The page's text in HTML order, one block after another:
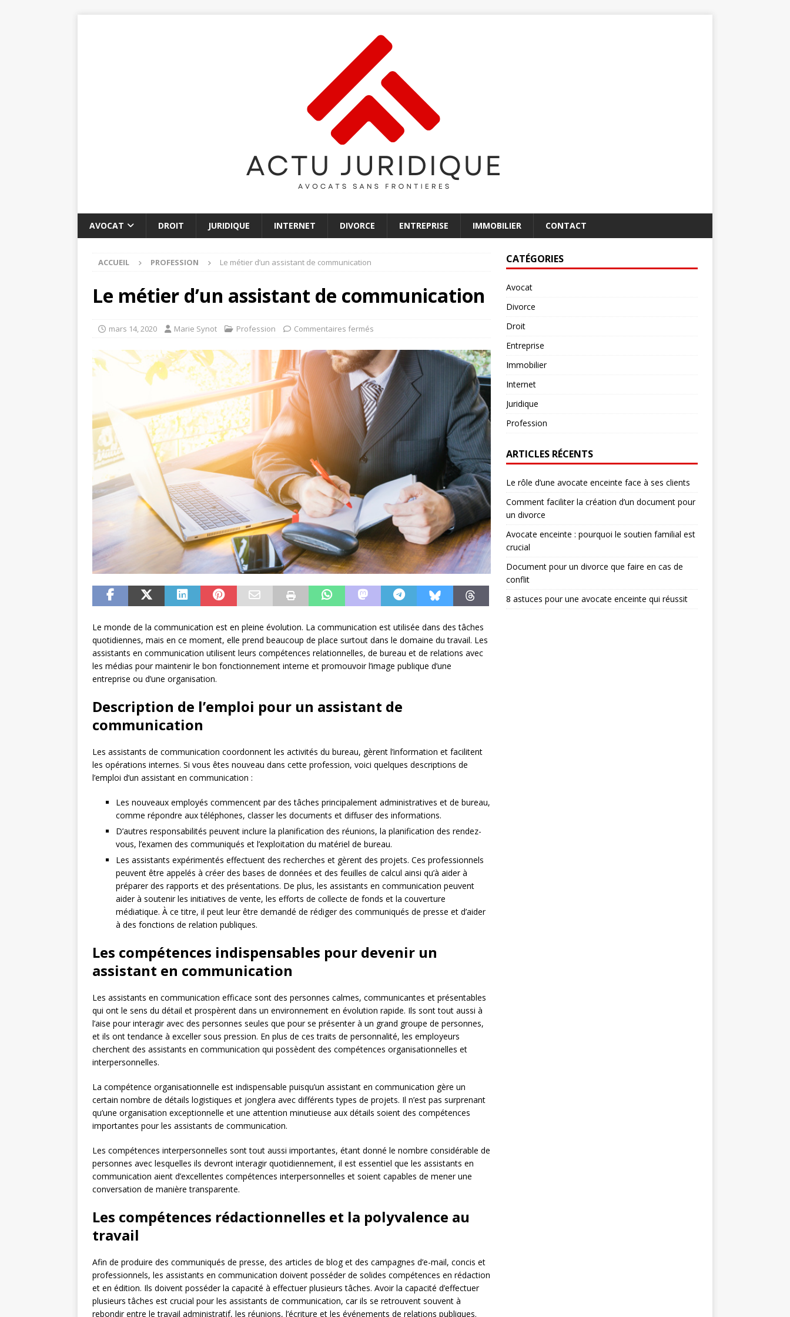
AVOCAT DROIT JURIDIQUE INTERNET DIVORCE ENTREPRISE IMMOBILIER CONTACT
ACCUEIL PROFESSION Le métier d’un assistant de communication
Le métier d’un assistant de communication
mars 14, 2020 Marie Synot Profession Commentaires fermés
Le monde de la communication est en pleine évolution. La communication est utilisée dans des tâches
quotidiennes, mais en ce moment, elle prend beaucoup de place surtout dans le domaine du travail. Les
assistants en communication utilisent leurs compétences relationnelles, de bureau et de relations avec
les médias pour maintenir le bon fonctionnement interne et promouvoir l’image publique d’une
entreprise ou d’une organisation.
Description de l’emploi pour un assistant de
communication
Les assistants de communication coordonnent les activités du bureau, gèrent l’information et facilitent
les opérations internes. Si vous êtes nouveau dans cette profession, voici quelques descriptions de
l’emploi d’un assistant en communication :
Les nouveaux employés commencent par des tâches principalement administratives et de bureau,
comme répondre aux téléphones, classer les documents et diffuser des informations.
D’autres responsabilités peuvent inclure la planification des réunions, la planification des rendez-
vous, l’examen des communiqués et l’exploitation du matériel de bureau.
Les assistants expérimentés effectuent des recherches et gèrent des projets. Ces professionnels
peuvent être appelés à créer des bases de données et des feuilles de calcul ainsi qu’à aider à
préparer des rapports et des présentations. De plus, les assistants en communication peuvent
aider à soutenir les initiatives de vente, les efforts de collecte de fonds et la couverture
médiatique. À ce titre, il peut leur être demandé de rédiger des communiqués de presse et d’aider
à des fonctions de relation publiques.
Les compétences indispensables pour devenir un
assistant en communication
Les assistants en communication efficace sont des personnes calmes, communicantes et présentables
qui ont le sens du détail et prospèrent dans un environnement en évolution rapide. Ils sont tout aussi à
l’aise pour interagir avec des personnes seules que pour se présenter à un grand groupe de personnes,
et ils ont tendance à exceller sous pression. En plus de ces traits de personnalité, les employeurs
cherchent des assistants en communication qui possèdent des compétences organisationnelles et
interpersonnelles.
La compétence organisationnelle est indispensable puisqu’un assistant en communication gère un
certain nombre de détails logistiques et jonglera avec différents types de projets. Il n’est pas surprenant
qu’une organisation exceptionnelle et une attention minutieuse aux détails soient des compétences
importantes pour les assistants de communication.
Les compétences interpersonnelles sont tout aussi importantes, étant donné le nombre considérable de
personnes avec lesquelles ils devront interagir quotidiennement, il est essentiel que les assistants en
communication aient d’excellentes compétences interpersonnelles et soient capables de mener une
conversation de manière transparente.
Les compétences rédactionnelles et la polyvalence au
travail
Afin de produire des communiqués de presse, des articles de blog et des campagnes d’e-mail, concis et
professionnels, les assistants en communication doivent posséder de solides compétences en rédaction
et en édition. Ils doivent posséder la capacité à effectuer plusieurs tâches. Avoir la capacité d’effectuer
plusieurs tâches est crucial pour les assistants de communication, car ils se retrouvent souvent à
rebondir entre le travail administratif, les réunions, l’écriture et les événements de relations publiques.
CATÉGORIES
Avocat
Divorce
Droit
Entreprise
Immobilier
Internet
Juridique
Profession
ARTICLES RÉCENTS
Le rôle d’une avocate enceinte face à ses clients
Comment faciliter la création d’un document pour
un divorce
Avocate enceinte : pourquoi le soutien familial est
crucial
Document pour un divorce que faire en cas de
conflit
8 astuces pour une avocate enceinte qui réussit